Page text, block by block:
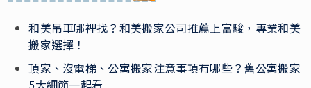
和美吊車哪裡找？和美搬家公司推薦上富駿，專業和美
搬家選擇！
頂家、沒電梯、公寓搬家注意事項有哪些？舊公寓搬家